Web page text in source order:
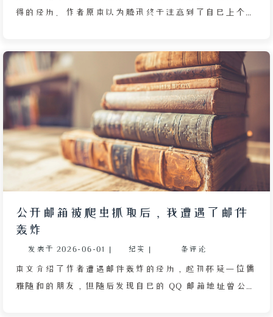
得的经历。作者原本以为腾讯终于注意到了自己上个月
让作者感到既好气又好笑，就像报警后反而被当成嫌疑
人。作者试图联系腾讯客服却遭遇系统邮件无法回复的
尴尬，进而推测该诈骗检测功能大概率由临时工编写，
其判断逻辑极为简单粗暴——只检测邮件标题中是否包
含“收到”二字。作者指出，自己的网站域名早已列入
QQ 邮箱的白名单，按照正常逻辑系统应先检查白名单
并放行，但该功能却忽略了这一步骤。这种“小学生水
平”的关键词过滤系统不仅误判了正常邮件，更可能造
删除，进而影响法律程序。文章通过这一乌龙事件，讽
刺了某些自动化安全检测机制的粗糙与不负责任。
公开邮箱被爬虫抓取后，我遭遇了邮件
轰炸
发表于 2026-06-01 | 纪实 | 条评论
本文介绍了作者遭遇邮件轰炸的经历，起初怀疑一位儒
雅随和的朋友，但随后发现自己的 QQ 邮箱地址曾公开